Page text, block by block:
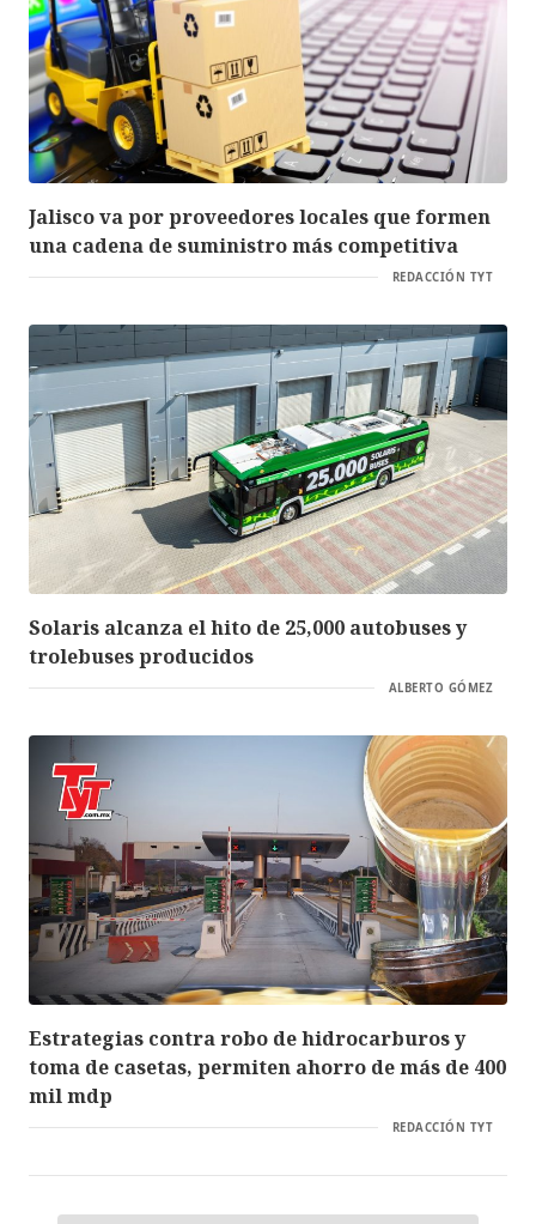
Jalisco va por proveedores locales que formen
una cadena de suministro más competitiva
REDACCIÓN TYT
Solaris alcanza el hito de 25,000 autobuses y
trolebuses producidos
ALBERTO GÓMEZ
Estrategias contra robo de hidrocarburos y
toma de casetas, permiten ahorro de más de 400
mil mdp
REDACCIÓN TYT